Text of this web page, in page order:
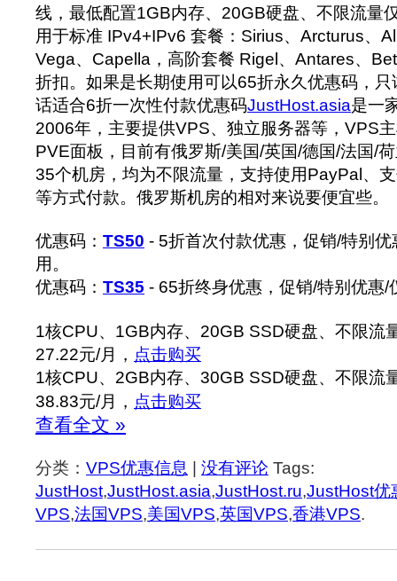
线，最低配置1GB内存、20GB硬盘、不限流量
用于标准 IPv4+IPv6 套餐：Sirius、Arcturus、
Vega、Capella，高阶套餐 Rigel、Antares、
折扣。如果是长期使用可以65折永久优惠码，
话适合6折一次性付款优惠码JustHost.asia是一
2006年，主要提供VPS、独立服务器等，VPS
PVE面板，目前有俄罗斯/美国/英国/德国/法国/
35个机房，均为不限流量，支持使用PayPal、
等方式付款。俄罗斯机房的相对来说要便宜些。
优惠码： TS50 - 5折首次付款优惠，促销/特别
用。
优惠码： TS35 - 65折终身优惠，促销/特别优惠/
1核CPU、1GB内存、20GB SSD硬盘、不限流
27.22元/月， 点击购买
1核CPU、2GB内存、30GB SSD硬盘、不限流
38.83元/月， 点击购买
查看全文 »
分类： VPS优惠信息 没有评论 Tags:
JustHost,JustHost.asia,JustHost.ru,JustHost优
VPS,法国VPS,美国VPS,英国VPS,香港VPS.